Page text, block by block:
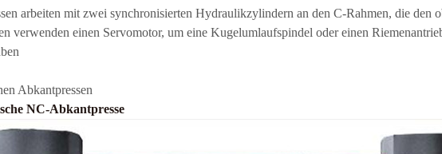
arbeiten mit zwei synchronisierten Hydraulikzylindern an den C-Rahmen, die den
verwenden einen Servomotor, um eine Kugelumlaufspindel oder einen
Abkantpressen
NC-Abkantpresse